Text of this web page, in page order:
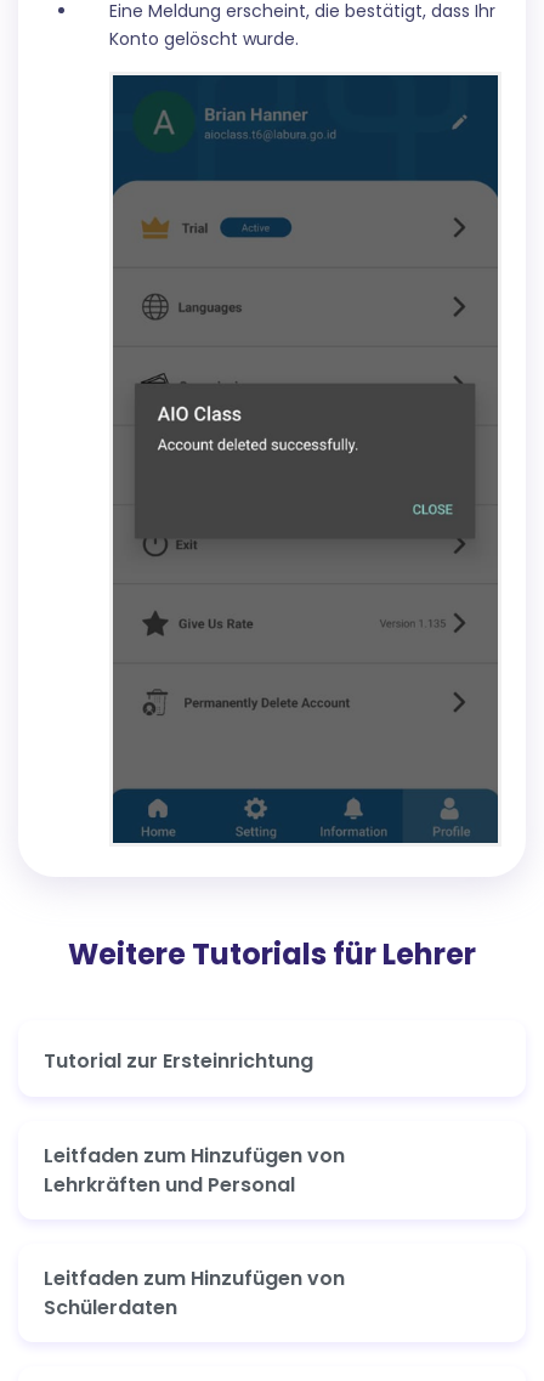
Eine Meldung erscheint, die bestätigt, dass Ihr
Konto gelöscht wurde.
Weitere Tutorials für Lehrer
Tutorial zur Ersteinrichtung
Leitfaden zum Hinzufügen von
Lehrkräften und Personal
Leitfaden zum Hinzufügen von
Schülerdaten